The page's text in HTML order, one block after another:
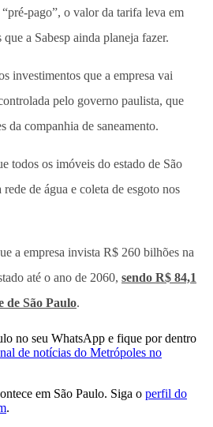
pago”, o valor da tarifa leva em
a Sabesp ainda planeja fazer.
investimentos que a empresa vai
pelo governo paulista, que
da companhia de saneamento.
todos os imóveis do estado de São
de água e coleta de esgoto nos
a empresa invista R$ 260 bilhões na
até o ano de 2060, sendo R$ 84,1
de São Paulo.
no seu WhatsApp e fique por dentro
de notícias do Metrópoles no
em São Paulo. Siga o perfil do
.